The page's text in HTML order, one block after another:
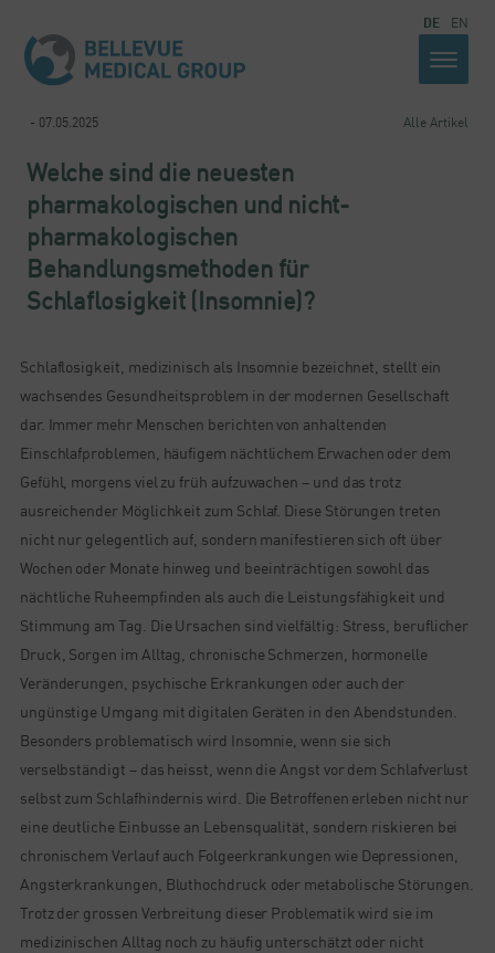
DE EN
- 07.05.2025 Alle Artikel
Welche sind die neuesten
pharmakologischen und nicht-
pharmakologischen
Behandlungsmethoden für
Schlaflosigkeit (Insomnie)?
Schlaflosigkeit, medizinisch als Insomnie bezeichnet, stellt ein
wachsendes Gesundheitsproblem in der modernen Gesellschaft
dar. Immer mehr Menschen berichten von anhaltenden
Einschlafproblemen, häufigem nächtlichem Erwachen oder dem
Gefühl, morgens viel zu früh aufzuwachen – und das trotz
ausreichender Möglichkeit zum Schlaf. Diese Störungen treten
nicht nur gelegentlich auf, sondern manifestieren sich oft über
Wochen oder Monate hinweg und beeinträchtigen sowohl das
nächtliche Ruheempfinden als auch die Leistungsfähigkeit und
Stimmung am Tag. Die Ursachen sind vielfältig: Stress, beruflicher
Druck, Sorgen im Alltag, chronische Schmerzen, hormonelle
Veränderungen, psychische Erkrankungen oder auch der
ungünstige Umgang mit digitalen Geräten in den Abendstunden.
Besonders problematisch wird Insomnie, wenn sie sich
verselbständigt – das heisst, wenn die Angst vor dem Schlafverlust
selbst zum Schlafhindernis wird. Die Betroffenen erleben nicht nur
eine deutliche Einbusse an Lebensqualität, sondern riskieren bei
chronischem Verlauf auch Folgeerkrankungen wie Depressionen,
Angsterkrankungen, Bluthochdruck oder metabolische Störungen.
Trotz der grossen Verbreitung dieser Problematik wird sie im
medizinischen Alltag noch zu häufig unterschätzt oder nicht